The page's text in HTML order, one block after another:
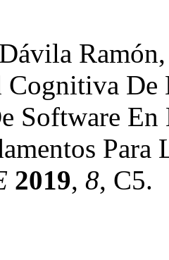
De
Software
2019, 8, C5.